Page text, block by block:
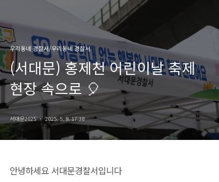
우리동네 경찰서/우리동네 경찰서
(서대문) 홍제천 어린이날 축제
현장 속으로 🎈
서대문2025 2025. 5. 9. 17:38
안녕하세요 서대문경찰서입니다